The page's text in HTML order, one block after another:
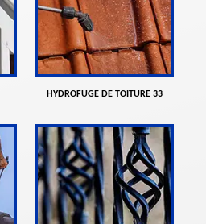
HYDROFUGE DE TOITURE 33